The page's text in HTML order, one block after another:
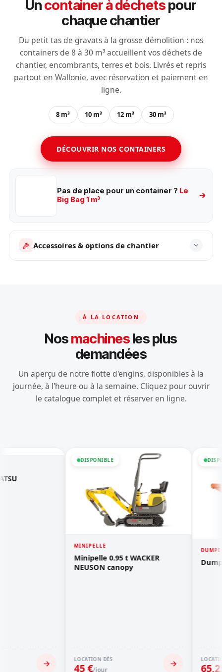
Uncontainer à déchetspour
chaque chantier
Du petit tas de gravats à la grosse démolition : nos
containers de 8 à 30 m³ accueillent vos déchets de
chantier, encombrants, terres et bois. Livrés et repris
partout en Wallonie, avec réservation et paiement en
ligne.
8 m³ 10 m³ 12 m³ 30 m³
DÉCOUVRIR NOS CONTAINERS
Pas de place pour un container ? Le
Big Bag 1 m³
Accessoires & options de chantier
À LA LOCATION
Nosmachinesles plus
demandées
Un aperçu de notre flotte d'engins, disponibles à la
journée, à l'heure ou à la semaine. Cliquez pour ouvrir
le catalogue complet et réserver en ligne.
Minipelle 0.95 t WACKER
NEUSON canopy
45 €
Dumper à pneus
65,25 € /jour